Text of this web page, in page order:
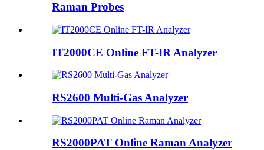
Raman Probes
IT2000CE Online FT-IR Analyzer
RS2600 Multi-Gas Analyzer
RS2000PAT Online Raman Analyzer